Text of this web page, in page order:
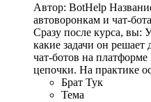
Автор: BotHelp
автоворонкам и чат-
Сразу после курса, вы:
какие задачи он решает
чат-ботов на
цепочки. На практике
Брат Тук
Тема